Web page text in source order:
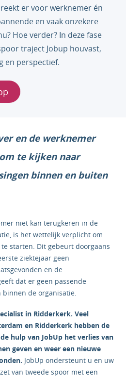
er voor werknemer én
en vaak onzekere
Hoe verder? In deze fase
traject Jobup houvast,
en perspectief.
en de werknemer
te kijken naar
binnen en buiten
niet kan terugkeren in de
is het wettelijk verplicht om
starten. Dit gebeurt doorgaans
ziektejaar geen
en de
dat er geen passende
de organisatie.
in Ridderkerk. Veel
en Ridderkerk hebben de
hulp van JobUp het verlies van
geven en weer een nieuwe
JobUp ondersteunt u en uw
van tweede spoor met een